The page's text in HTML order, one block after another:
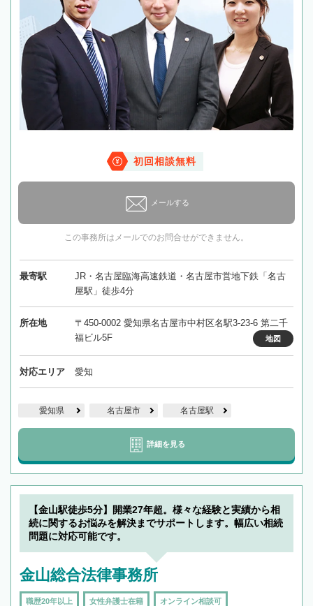
初回相談無料
メールする
この事務所はメールでのお問合せができません。
最寄駅
JR・名古屋臨海高速鉄道・名古屋市営地下鉄「名古
屋駅」徒歩4分
所在地
〒450-0002 愛知県名古屋市中村区名駅3-23-6 第二千
福ビル5F
地図
対応エリア 愛知
愛知県 名古屋市 名古屋駅
詳細を見る
【金山駅徒歩5分】開業27年超。様々な経験と実績から相
続に関するお悩みを解決までサポートします。幅広い相続
問題に対応可能です。
金山総合法律事務所
職歴20年以上 女性弁護士在籍 オンライン相談可